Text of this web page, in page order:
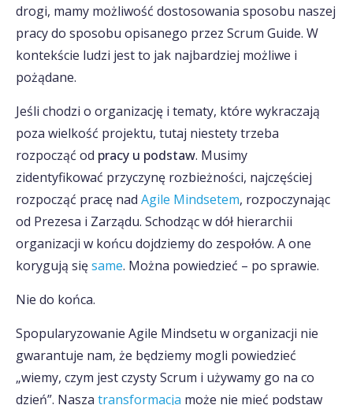
drogi, mamy możliwość dostosowania sposobu naszej
pracy do sposobu opisanego przez Scrum Guide. W
kontekście ludzi jest to jak najbardziej możliwe i
pożądane.
Jeśli chodzi o organizację i tematy, które wykraczają
poza wielkość projektu, tutaj niestety trzeba
rozpocząć od pracy u podstaw. Musimy
zidentyfikować przyczynę rozbieżności, najczęściej
rozpocząć pracę nad Agile Mindsetem, rozpoczynając
od Prezesa i Zarządu. Schodząc w dół hierarchii
organizacji w końcu dojdziemy do zespołów. A one
korygują sięsame. Można powiedzieć – po sprawie.
Nie do końca.
Spopularyzowanie Agile Mindsetu w organizacji nie
gwarantuje nam, że będziemy mogli powiedzieć
„wiemy, czym jest czysty Scrum i używamy go na co
dzień”. Nasza transformacja może nie mieć podstaw